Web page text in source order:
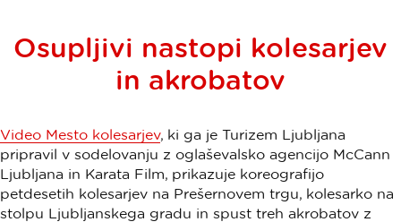
Osupljivi nastopi kolesarjev
in akrobatov
Video Mesto kolesarjev, ki ga je Turizem Ljubljana
pripravil v sodelovanju z oglaševalsko agencijo McCann
Ljubljana in Karata Film, prikazuje koreografijo
petdesetih kolesarjev na Prešernovem trgu, kolesarko na
stolpu Ljubljanskega gradu in spust treh akrobatov z